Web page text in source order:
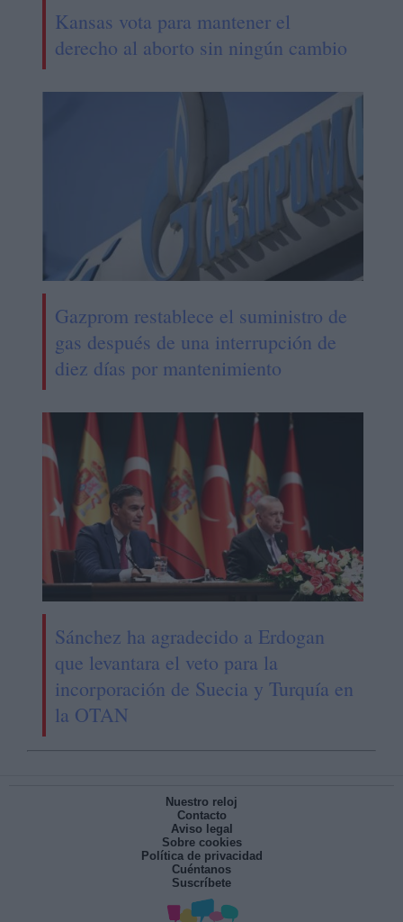
Kansas vota para mantener el
derecho al aborto sin ningún cambio
Gazprom restablece el suministro de
gas después de una interrupción de
diez días por mantenimiento
Sánchez ha agradecido a Erdogan
que levantara el veto para la
incorporación de Suecia y Turquía en
la OTAN
Nuestro reloj
Contacto
Aviso legal
Sobre cookies
Política de privacidad
Cuéntanos
Suscríbete